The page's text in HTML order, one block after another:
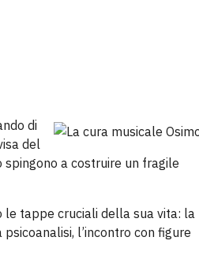
di
del
a costruire un fragile
le tappe cruciali della sua vita: la
l’incontro con figure